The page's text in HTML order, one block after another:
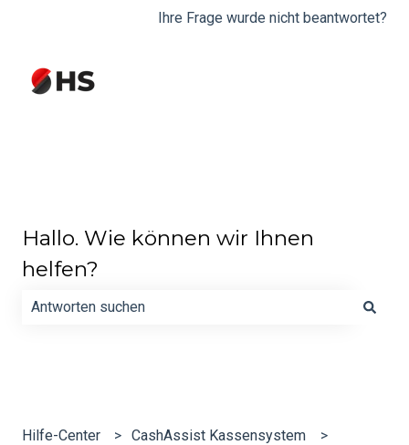
Ihre Frage wurde nicht beantwortet?
Hallo. Wie können wir Ihnen
helfen?
Hilfe-Center CashAssist Kassensystem